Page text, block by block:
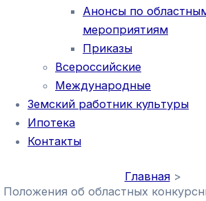
Анонсы по
мероприятиям
Приказы
Всероссийские
Международные
Земский работник культуры
Ипотека
Контакты
Главная
Положения об областных